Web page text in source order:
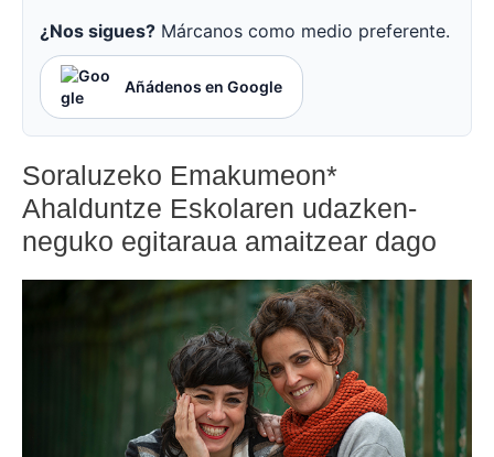
¿Nos sigues? Márcanos como medio preferente.
Añádenos en Google
Soraluzeko Emakumeon*
Ahalduntze Eskolaren udazken-
neguko egitaraua amaitzear dago